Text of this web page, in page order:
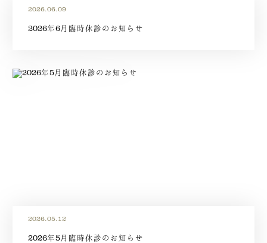
2026.06.09
2026年6月臨時休診のお知らせ
2026.05.12
2026年5月臨時休診のお知らせ